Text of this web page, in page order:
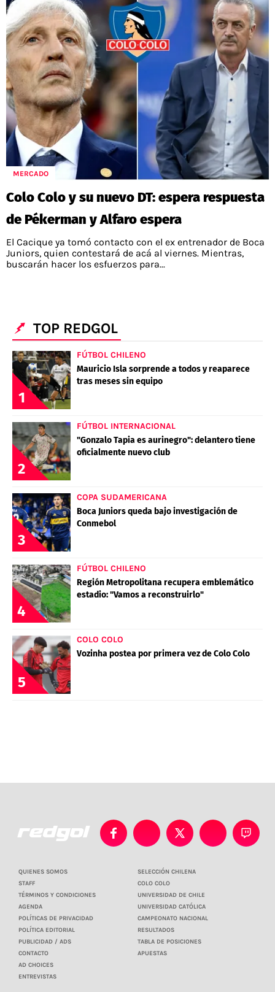
MERCADO
Colo Colo y su nuevo DT: espera respuesta
de Pékerman y Alfaro espera
El Cacique ya tomó contacto con el ex entrenador de Boca
Juniors, quien contestará de acá al viernes. Mientras,
buscarán hacer los esfuerzos para...
TOP REDGOL
1
FÚTBOL CHILENO
Mauricio Isla sorprende a todos y reaparece
tras meses sin equipo
2
FÚTBOL INTERNACIONAL
"Gonzalo Tapia es aurinegro": delantero tiene
oficialmente nuevo club
3
COPA SUDAMERICANA
Boca Juniors queda bajo investigación de
Conmebol
4
FÚTBOL CHILENO
Región Metropolitana recupera emblemático
estadio: "Vamos a reconstruirlo"
5
COLO COLO
Vozinha postea por primera vez de Colo Colo
QUIENES SOMOS
STAFF
TÉRMINOS Y CONDICIONES
AGENDA
POLÍTICAS DE PRIVACIDAD
POLÍTICA EDITORIAL
PUBLICIDAD / ADS
CONTACTO
AD CHOICES
ENTREVISTAS
SELECCIÓN CHILENA
COLO COLO
UNIVERSIDAD DE CHILE
UNIVERSIDAD CATÓLICA
CAMPEONATO NACIONAL
RESULTADOS
TABLA DE POSICIONES
APUESTAS